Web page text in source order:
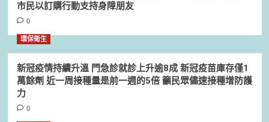
市民以訂購行動支持身障朋友
0
環保衛生
新冠疫情持續升溫 門急診就診上升逾8成 新冠疫苗庫存僅1
萬餘劑 近一周接種量是前一週的5倍 籲民眾儘速接種增防護
力
0